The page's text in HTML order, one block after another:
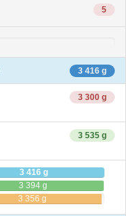
5
3 416 g
3 300 g
3 535 g
3 416 g
3 394 g
3 356 g